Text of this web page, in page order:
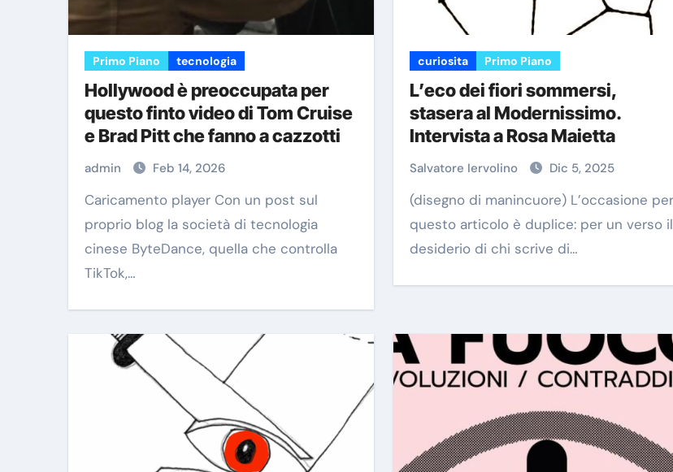
Primo Piano tecnologia
Hollywood è preoccupata per
questo finto video di Tom Cruise
e Brad Pitt che fanno a cazzotti
admin Feb 14, 2026
Caricamento player Con un post sul
proprio blog la società di tecnologia
cinese ByteDance, quella che controlla
TikTok,…
curiosita Primo Piano
L’eco dei fiori sommersi,
stasera al Modernissimo.
Intervista a Rosa Maietta
Salvatore Iervolino Dic 5, 2025
(disegno di manincuore) L’occasione per
questo articolo è duplice: per un verso il
desiderio di chi scrive di…